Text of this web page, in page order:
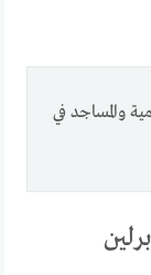
والمساجد في